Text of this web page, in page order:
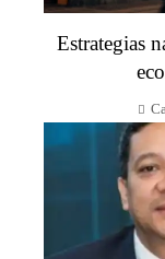
Estrategias